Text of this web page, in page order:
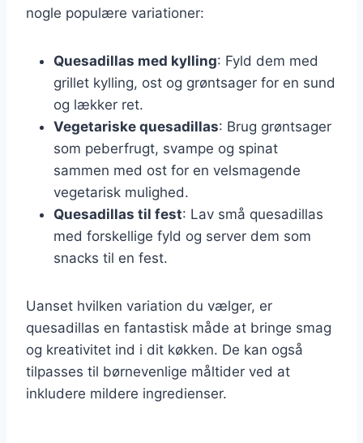
nogle populære variationer:
Quesadillas med kylling: Fyld dem med
grillet kylling, ost og grøntsager for en sund
og lækker ret.
Vegetariske quesadillas: Brug grøntsager
som peberfrugt, svampe og spinat
sammen med ost for en velsmagende
vegetarisk mulighed.
Quesadillas til fest: Lav små quesadillas
med forskellige fyld og server dem som
snacks til en fest.
Uanset hvilken variation du vælger, er
quesadillas en fantastisk måde at bringe smag
og kreativitet ind i dit køkken. De kan også
tilpasses til børnevenlige måltider ved at
inkludere mildere ingredienser.